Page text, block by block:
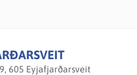
605 Eyjafjarðarsveit